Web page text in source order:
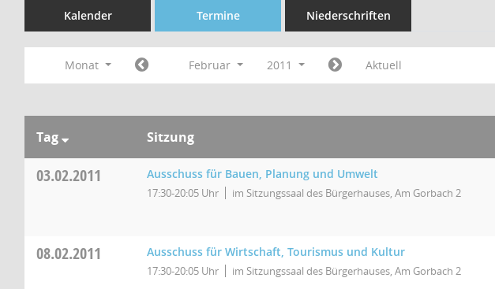
Kalender Termine Niederschriften
Monat Februar 2011 Aktuell
Tag Sitzung
03.02.2011 Ausschuss für Bauen, Planung und Umwelt
17:30-20:05 Uhr im Sitzungssaal des Bürgerhauses, Am Gorbach 2
08.02.2011 Ausschuss für Wirtschaft, Tourismus und Kultur
17:30-20:05 Uhr im Sitzungssaal des Bürgerhauses, Am Gorbach 2